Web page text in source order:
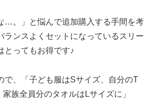
…。」と悩んで追加購入する手間を考
ランスよくセットになっているスリー
とってもお得です♪
で、「子ども服はSサイズ、自分のT
族全員分のタオルはLサイズに」